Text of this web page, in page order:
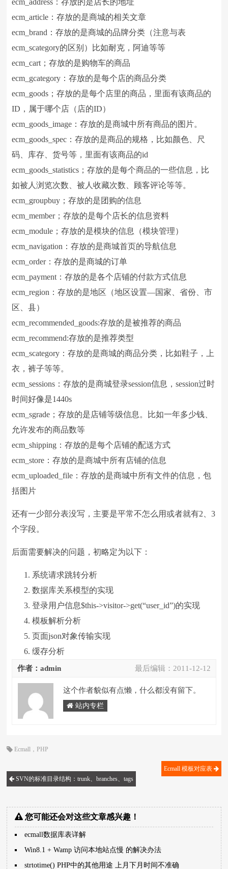
ecm_address：存放的是店长的地址
ecm_article：存放的是商城的相关文章
ecm_brand：存放的是商城的品牌分类（注意与表
ecm_scategory的区别）比如耐克，阿迪等等
ecm_cart；存放的是购物车的商品
ecm_gcategory：存放的是每个店的商品分类
ecm_goods；存放的是每个店里的商品，里面有该商品的
ID，属于哪个店（店的ID）
ecm_goods_image：存放的是商城中所有商品的图片。
ecm_goods_spec：存放的是商品的规格，比如颜色、尺
码、库存、货号等，里面有该商品的id
ecm_goods_statistics；存放的是每个商品的一些信息，比
如被人浏览次数、被人收藏次数、顾客评论等等。
ecm_groupbuy；存放的是团购的信息
ecm_member；存放的是每个店长的信息资料
ecm_module；存放的是模块的信息（模块管理）
ecm_navigation：存放的是商城首页的导航信息
ecm_order：存放的是商城的订单
ecm_payment：存放的是各个店铺的付款方式信息
ecm_region：存放的是地区（地区设置—国家、省份、市
区、县）
ecm_recommended_goods:存放的是被推荐的商品
ecm_recommend:存放的是推荐类型
ecm_scategory：存放的是商城的商品分类，比如鞋子，上
衣，裤子等等。
ecm_sessions：存放的是商城登录session信息，session过时
时间好像是1440s
ecm_sgrade；存放的是店铺等级信息。比如一年多少钱、
允许发布的商品数等
ecm_shipping：存放的是每个店铺的配送方式
ecm_store：存放的是商城中所有店铺的信息
ecm_uploaded_file：存放的是商城中所有文件的信息，包
括图片
还有一少部分表没写，主要是平常不怎么用或者就有2、3
个字段。
后面需要解决的问题，初略定为以下：
系统请求跳转分析
数据库关系模型的实现
登录用户信息$this->visitor->get(“user_id”)的实现
模板解析分析
页面json对象传输实现
缓存分析
最后编辑： 2011-12-12
作者：admin
这个作者貌似有点懒，什么都没有留下。
站内专栏
Ecmall ，PHP
SVN的标准目录结构：trunk、branches、tags
Ecmall 模板对应表
您可能还会对这些文章感兴趣！
ecmall数据库表详解
Win8.1 + Wamp 访问本地站点慢 的解决办法
strtotime() PHP中的其他用途 上月下月时间不准确